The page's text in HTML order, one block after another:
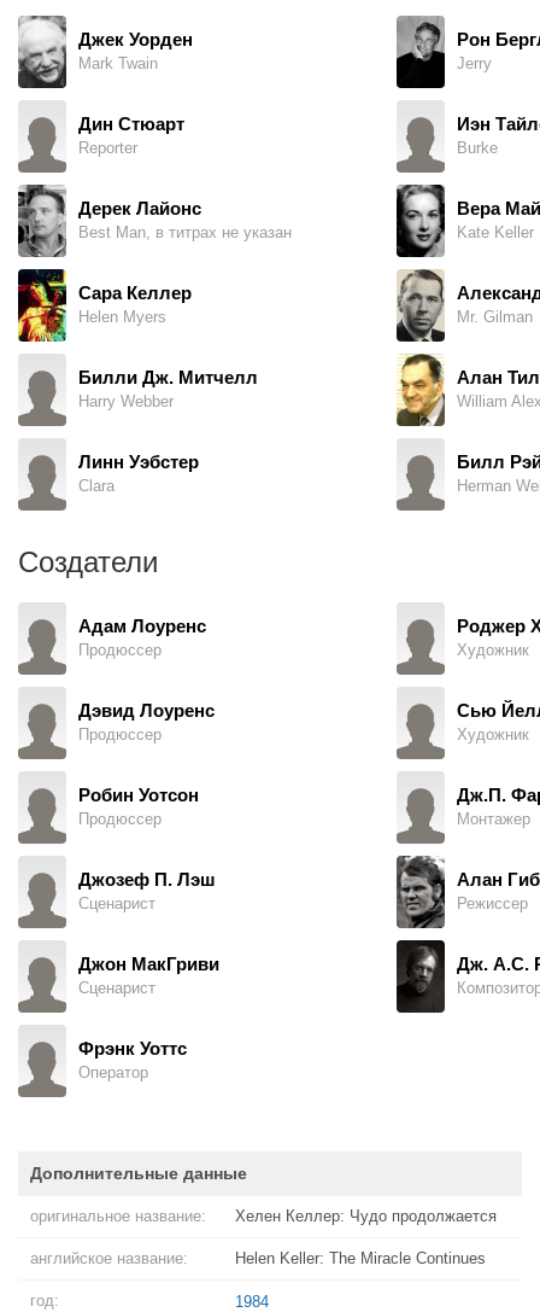
Джек Уорден
Mark Twain
Дин Стюарт
Reporter
Дерек Лайонс
Best Man, в титрах не указан
Сара Келлер
Helen Myers
Билли Дж. Митчелл
Harry Webber
Линн Уэбстер
Clara
Рон
Jerry
Иэн
Burke
Вера
Kate Keller
Mr. Gilman
Алан
William
Билл
Herman
Создатели
Адам Лоуренс
Продюссер
Дэвид Лоуренс
Продюссер
Робин Уотсон
Продюссер
Джозеф П. Лэш
Сценарист
Джон МакГриви
Сценарист
Фрэнк Уоттс
Оператор
Роджер
Художник
Сью
Художник
Дж.П.
Монтажер
Алан
Режиссер
Дж. А.С.
Дополнительные данные
оригинальное название: Хелен Келлер: Чудо продолжается
английское название: Helen Keller: The Miracle Continues
год: 1984